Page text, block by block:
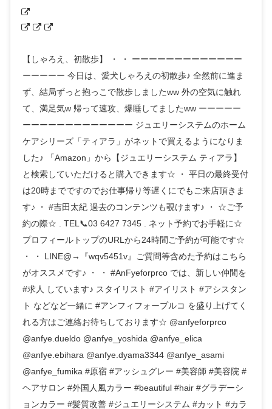
【しゃろえ、初散歩】 ・ ・ ーーーーーーーーーーーーー
ーーーーー 今日は、愛犬しゃろえの初散歩♪ 全然前に進ま
ず、結局ずっと抱っこで散歩しましたww 外の空気に触れ
て、満足気w 帰って速攻、爆睡してましたww ーーーーー
ーーーーーーーーーーーーー ジュエリーシステムのホーム
ケアシリーズ「ティアラ」がネットで買えるようになりま
した♪ 「Amazon」から【ジュエリーシステム ティアラ】
と検索していただけると購入できます☆ ・ 平日の最終受付
は20時までですのでお仕事帰り等遅くにでもご来店頂きま
す♪ ・ #吉田太紀 過去のコンテンツも覗けます♪ ・ ☆ご予
約の際☆ . TEL📞03 6427 7345 . ネット予約でお手軽に☆
プロフィールトップのURLから24時間ご予約が可能です☆
・ ・ LINE@→『wqv5451v』ご質問等含めた予約はこちら
がオススメです♪ ・ ・ #AnFyeforprco では、新しい仲間を
#求人 しています♪ スタイリスト #アイリスト #アシスタン
ト などなど一緒に #アンフィフォープルコ を盛り上げてく
れる方はご連絡お待ちしております☆ @anfyeforprco
@anfye.dueldo @anfye_yoshida @anfye_elica
@anfye.ebihara @anfye.dyama3344 @anfye_asami
@anfye_fumika #原宿 #アッシュグレー #美容師 #美容院 #
ヘアサロン #外国人風カラー #beautiful #hair #グラデーシ
ョンカラー #髪質改善 #ジュエリーシステム #カット #カラ